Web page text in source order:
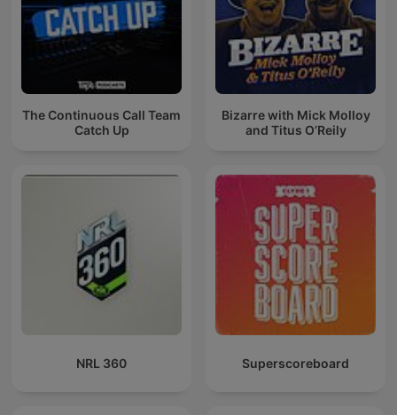
The Continuous Call Team
Catch Up
Bizarre with Mick Molloy
and Titus O’Reily
NRL 360 Superscoreboard